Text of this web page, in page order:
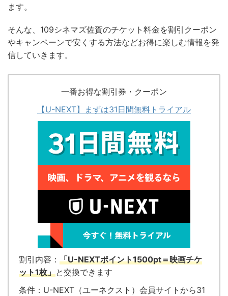
ます。
そんな、109シネマズ佐賀のチケット料金を割引クーポン
やキャンペーンで安くする方法などお得に楽しむ情報を発
信していきます。
一番お得な割引券・クーポン
【U-NEXT】まずは31日間無料トライアル
割引内容： 「U-NEXTポイント1500pt＝映画チケ
ット1枚」と交換できます
条件：U-NEXT（ユーネクスト）会員サイトから31